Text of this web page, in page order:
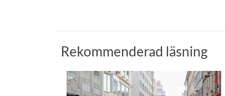
Rekommenderad läsning